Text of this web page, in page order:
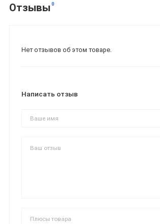
Отзывы 0
Нет отзывов об этом товаре.
Написать отзыв